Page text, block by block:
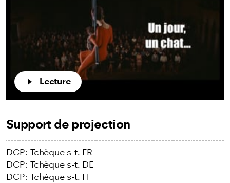
Lecture
Support de projection
DCP: Tchèque s-t. FR
DCP: Tchèque s-t. DE
DCP: Tchèque s-t. IT